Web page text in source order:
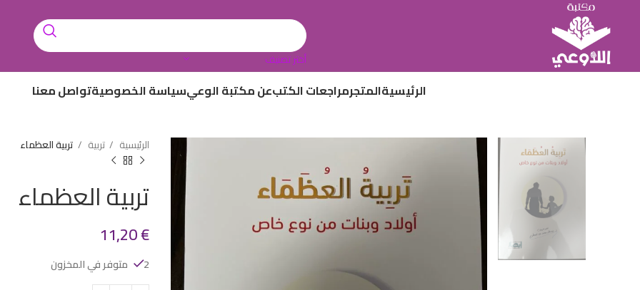
أختر تصنيف
الرئيسيةالمتجرمراجعات الكتبعن مكتبة الوعيسياسة الخصوصيةتواصل معنا
الرئيسية تربية تربية العظماء
تربية العظماء
11,20€
2 متوفر في المخزون